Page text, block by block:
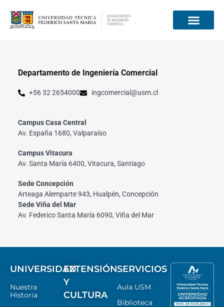
Departamento de Ingeniería Comercial
+56 32 2654000 ingcomercial@usm.cl
Campus Casa Central
Av. España 1680, Valparaíso
Campus Vitacura
Av. Santa María 6400, Vitacura, Santiago
Sede Concepción
Arteaga Alemparte 943, Hualpén, Concepción
Sede Viña del Mar
Av. Federico Santa María 6090, Viña del Mar
UNIVERSIDAD
Nuestra
Historia
EXTENSIÓN
Y
CULTURA
SERVICIOS
Aula USM
Biblioteca